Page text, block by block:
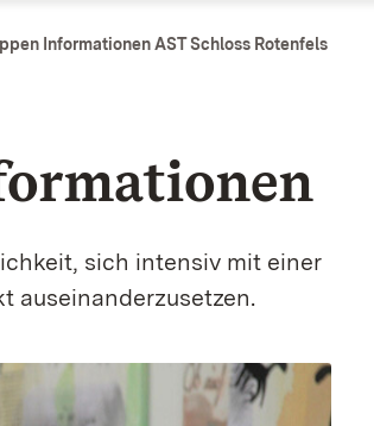
Informationen AST Schloss Rotenfels
sich intensiv mit einer
auseinanderzusetzen.